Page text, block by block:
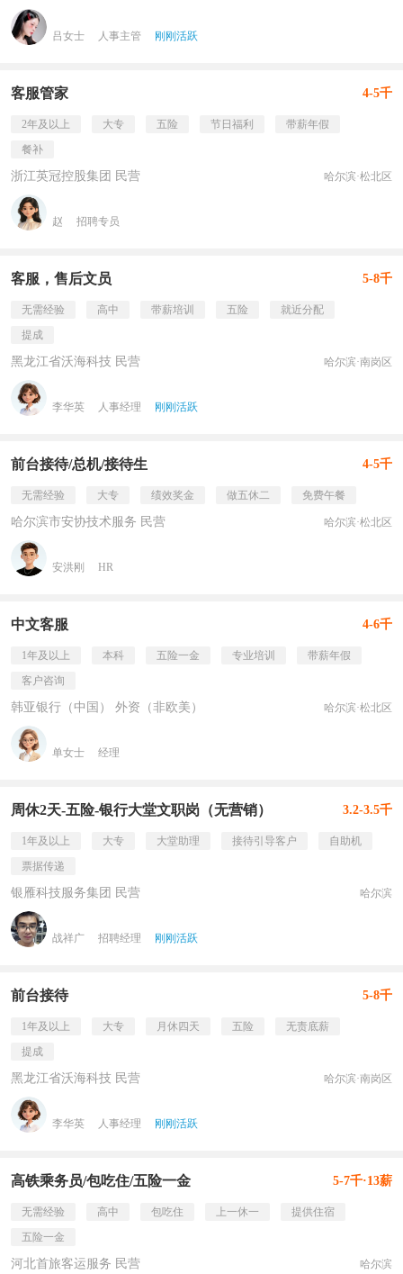
吕女士 人事主管 刚刚活跃
客服管家 4-5千
2年及以上 大专 五险 节日福利
带薪年假
餐补
浙江英冠控股集团 民营 哈尔滨·松北区
赵 招聘专员
客服，售后文员 5-8千
无需经验 高中 带薪培训 五险
就近分配
提成
黑龙江省沃海科技 民营 哈尔滨·南岗区
李华英 人事经理 刚刚活跃
前台接待/总机/接待生 4-5千
无需经验 大专 绩效奖金 做五休二 免费午餐
哈尔滨市安协技术服务 民营 哈尔滨·松北区
安洪刚 HR
中文客服 4-6千
1年及以上 本科 五险一金 专业培训
带薪年假
客户咨询
韩亚银行（中国） 外资（非欧美） 哈尔滨·松北区
单女士 经理
周休2天-五险-银行大堂文职岗（无营销） 3.2-3.5千
1年及以上 大专 大堂助理 接待引导客户
自助机
票据传递
银雁科技服务集团 民营 哈尔滨
战祥广 招聘经理 刚刚活跃
前台接待 5-8千
1年及以上 大专 月休四天 五险
无责底薪
提成
黑龙江省沃海科技 民营 哈尔滨·南岗区
李华英 人事经理 刚刚活跃
高铁乘务员/包吃住/五险一金 5-7千·13薪
无需经验 高中 包吃住 上一休一
提供住宿
五险一金
河北首旅客运服务 民营 哈尔滨